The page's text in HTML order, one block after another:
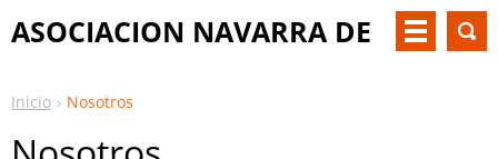
ASOCIACION NAVARRA DE
Inicio Nosotros